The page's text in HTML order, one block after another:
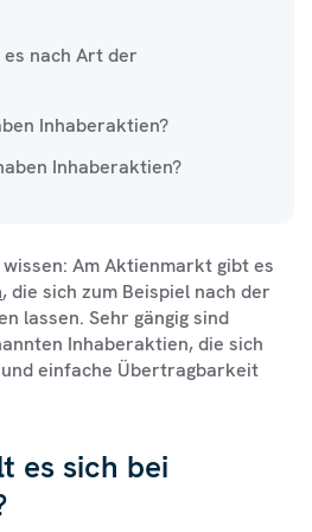
nach Art der
Inhaberaktien?
Inhaberaktien?
Am Aktienmarkt gibt es
, die sich zum Beispiel nach der
lassen. Sehr gängig sind
Inhaberaktien, die sich
einfache Übertragbarkeit
es sich bei